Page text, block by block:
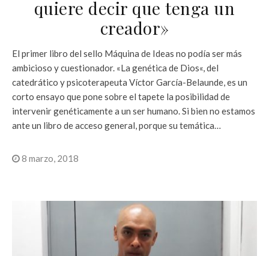
quiere decir que tenga un
creador»
El primer libro del sello Máquina de Ideas no podía ser más
ambicioso y cuestionador. «La genética de Dios«, del
catedrático y psicoterapeuta Víctor García-Belaunde, es un
corto ensayo que pone sobre el tapete la posibilidad de
intervenir genéticamente a un ser humano. Si bien no estamos
ante un libro de acceso general, porque su temática…
8 marzo, 2018